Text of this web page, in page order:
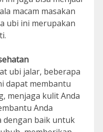
macam masakan
ubi ini merupakan
ubi jalar, beberapa
dapat membantu
menjaga kulit Anda
Anda
dengan baik untuk